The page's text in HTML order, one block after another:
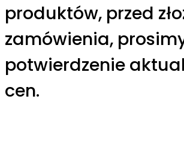
produktów, przed
zamówienia,
potwierdzenie
cen.